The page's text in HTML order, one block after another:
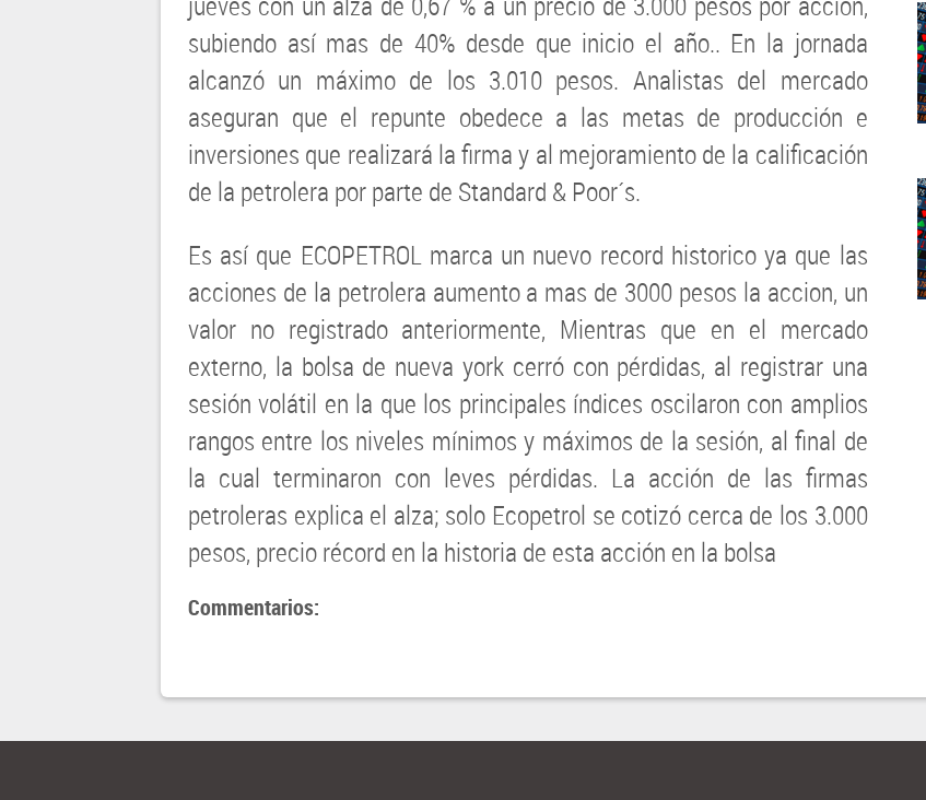
subiendo así mas de 40% desde que inicio el año.. En la jornada
alcanzó un máximo de los 3.010 pesos. Analistas del mercado
aseguran que el repunte obedece a las metas de producción e
inversiones que realizará la firma y al mejoramiento de la calificación
de la petrolera por parte de Standard & Poor´s.
Es así que ECOPETROL marca un nuevo record historico ya que las
acciones de la petrolera aumento a mas de 3000 pesos la accion, un
valor no registrado anteriormente, Mientras que en el mercado
externo, la bolsa de nueva york cerró con pérdidas, al registrar una
sesión volátil en la que los principales índices oscilaron con amplios
rangos entre los niveles mínimos y máximos de la sesión, al final de
la cual terminaron con leves pérdidas. La acción de las firmas
petroleras explica el alza; solo Ecopetrol se cotizó cerca de los 3.000
pesos, precio récord en la historia de esta acción en la bolsa
Commentarios: